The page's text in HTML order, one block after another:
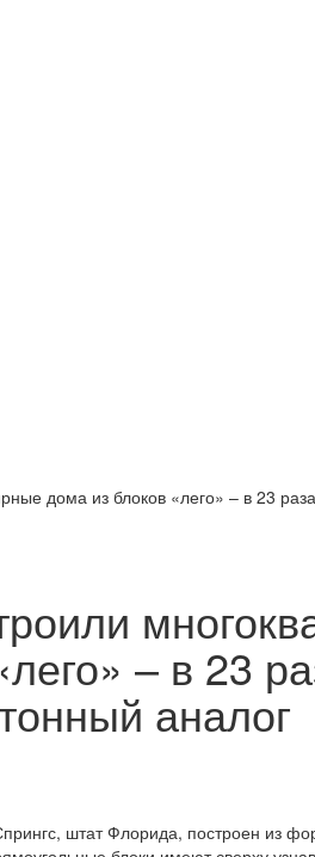
дома из блоков «лего» – в 23
– в 23
аналог
штат Флорида, построен из